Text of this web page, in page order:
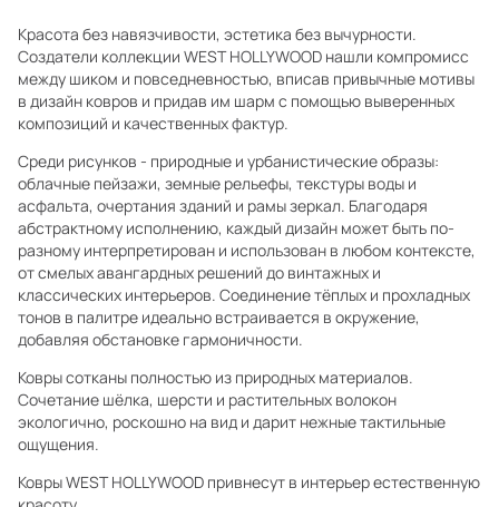
Красота без навязчивости, эстетика без вычурности.
Создатели коллекции WEST HOLLYWOOD нашли компромисс
между шиком и повседневностью, вписав привычные мотивы
в дизайн ковров и придав им шарм с помощью выверенных
композиций и качественных фактур.
Среди рисунков - природные и урбанистические образы:
облачные пейзажи, земные рельефы, текстуры воды и
асфальта, очертания зданий и рамы зеркал. Благодаря
абстрактному исполнению, каждый дизайн может быть по-
разному интерпретирован и использован в любом контексте,
от смелых авангардных решений до винтажных и
классических интерьеров. Соединение тёплых и прохладных
тонов в палитре идеально встраивается в окружение,
добавляя обстановке гармоничности.
Ковры сотканы полностью из природных материалов.
Сочетание шёлка, шерсти и растительных волокон
экологично, роскошно на вид и дарит нежные тактильные
ощущения.
Ковры WEST HOLLYWOOD привнесут в интерьер естественную